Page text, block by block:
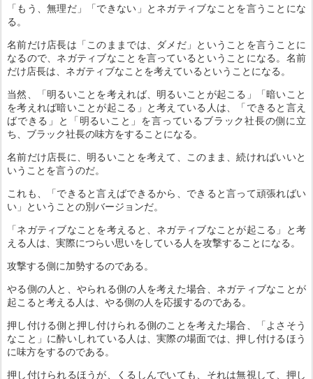
「もう、無理だ」「できない」とネガティブなことを言うことにな
る。
名前だけ店長は「このままでは、ダメだ」ということを言うことに
なるので、ネガティブなことを言っているということになる。名前
だけ店長は、ネガティブなことを考えているということになる。
当然、「明るいことを考えれば、明るいことが起こる」「暗いこと
を考えれば暗いことが起こる」と考えている人は、「できると言え
ばできる」と「明るいこと」を言っているブラック社長の側に立
ち、ブラック社長の味方をすることになる。
名前だけ店長に、明るいことを考えて、このまま、続ければいいと
いうことを言うのだ。
これも、「できると言えばできるから、できると言って頑張ればい
い」ということの別バージョンだ。
「ネガティブなことを考えると、ネガティブなことが起こる」と考
える人は、実際につらい思いをしている人を攻撃することになる。
攻撃する側に加勢するのである。
やる側の人と、やられる側の人を考えた場合、ネガティブなことが
起こると考える人は、やる側の人を応援するのである。
押し付ける側と押し付けられる側のことを考えた場合、「よさそう
なこと」に酔いしれている人は、実際の場面では、押し付けるほう
に味方をするのである。
押し付けられるほうが、くるしんでいても、それは無視して、押し